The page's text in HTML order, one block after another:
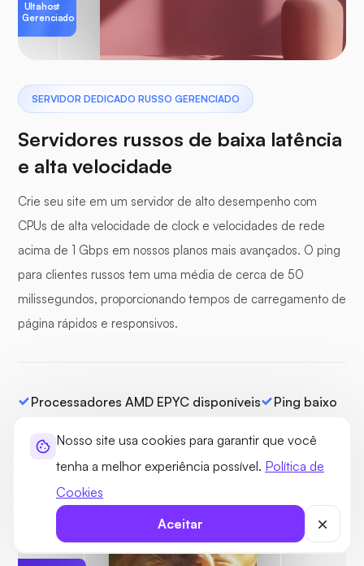
Nosso site usa cookies para garantir que você
tenha a melhor experiência possível. Política de
Cookies
Aceitar
SERVIDOR DEDICADO RUSSO GERENCIADO
Servidores russos de baixa latência
e alta velocidade
Crie seu site em um servidor de alto desempenho com
CPUs de alta velocidade de clock e velocidades de rede
acima de 1 Gbps em nossos planos mais avançados. O ping
para clientes russos tem uma média de cerca de 50
milissegundos, proporcionando tempos de carregamento de
página rápidos e responsivos.
Processadores AMD EPYC disponíveis
Ping baixo
Capacidade de rede de 100 Gbps
Ultahost
Gerenciado